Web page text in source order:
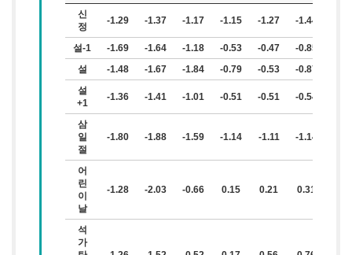
신
정
-1.29 -1.37 -1.17 -1.15 -1.27 -1.44
설-1 -1.69 -1.64 -1.18 -0.53 -0.47 -0.85
설
-1.48 -1.67 -1.84 -0.79 -0.53 -0.87
설
+1
-1.36 -1.41 -1.01 -0.51 -0.51 -0.54
삼
일
절
-1.80 -1.88 -1.59 -1.14 -1.11 -1.14
어
린
이
날
-1.28 -2.03 -0.66 0.15 0.21 0.31
석
가